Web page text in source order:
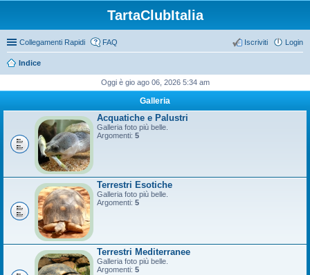
TartaClubItalia
Collegamenti Rapidi FAQ Login
Iscriviti
Indice
Oggi è gio ago 06, 2026 5:34 am
Galleria
Acquatiche e Palustri
Galleria foto più belle.
Argomenti: 5
Terrestri Esotiche
Galleria foto più belle.
Argomenti: 5
Terrestri Mediterranee
Galleria foto più belle.
Argomenti: 5